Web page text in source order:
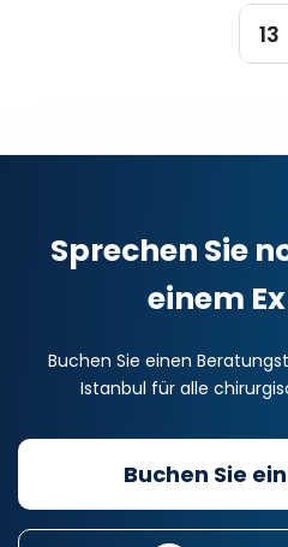
13
Sprechen Sie
einem
Buchen Sie einen
Istanbul für alle
Buchen Sie